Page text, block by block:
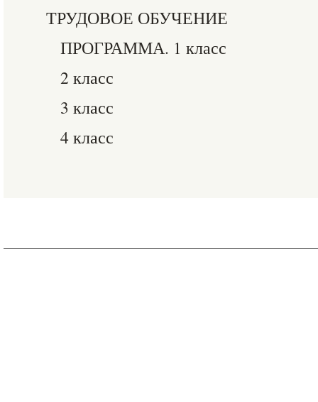
ТРУДОВОЕ ОБУЧЕНИЕ
ПРОГРАММА. 1 класс
2 класс
3 класс
4 класс